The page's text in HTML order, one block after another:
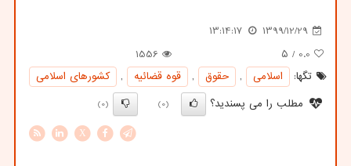
1399/12/29
13:14:17
0.0 / ۵
1556
تگها:
اسلامی , حقوق , قوه قضائیه ,
كشورهای اسلامی
مطلب را می پسندید؟
(0)
(0)
X